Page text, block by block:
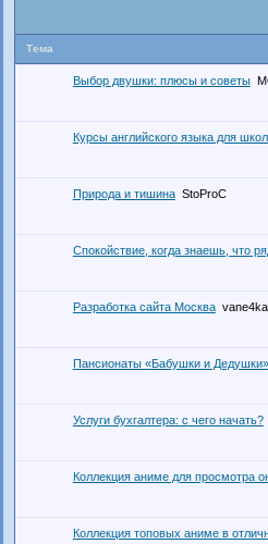
Тема
Выбор двушки: плюсы и советы
Курсы английского языка для
Природа и тишина StoProC
Спокойствие, когда знаешь, что
Разработка сайта Москва vane4ka
Пансионаты «Бабушки и Дедушки»
Услуги бухгалтера: с чего начать?
Коллекция аниме для просмотра
Коллекция топовых аниме в